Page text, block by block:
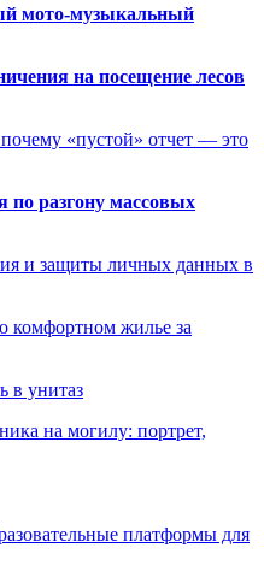
мото-музыкальный
на посещение лесов
«пустой» отчет — это
разгону массовых
и защиты личных данных в
комфортном жилье за
в унитаз
на могилу: портрет,
платформы для